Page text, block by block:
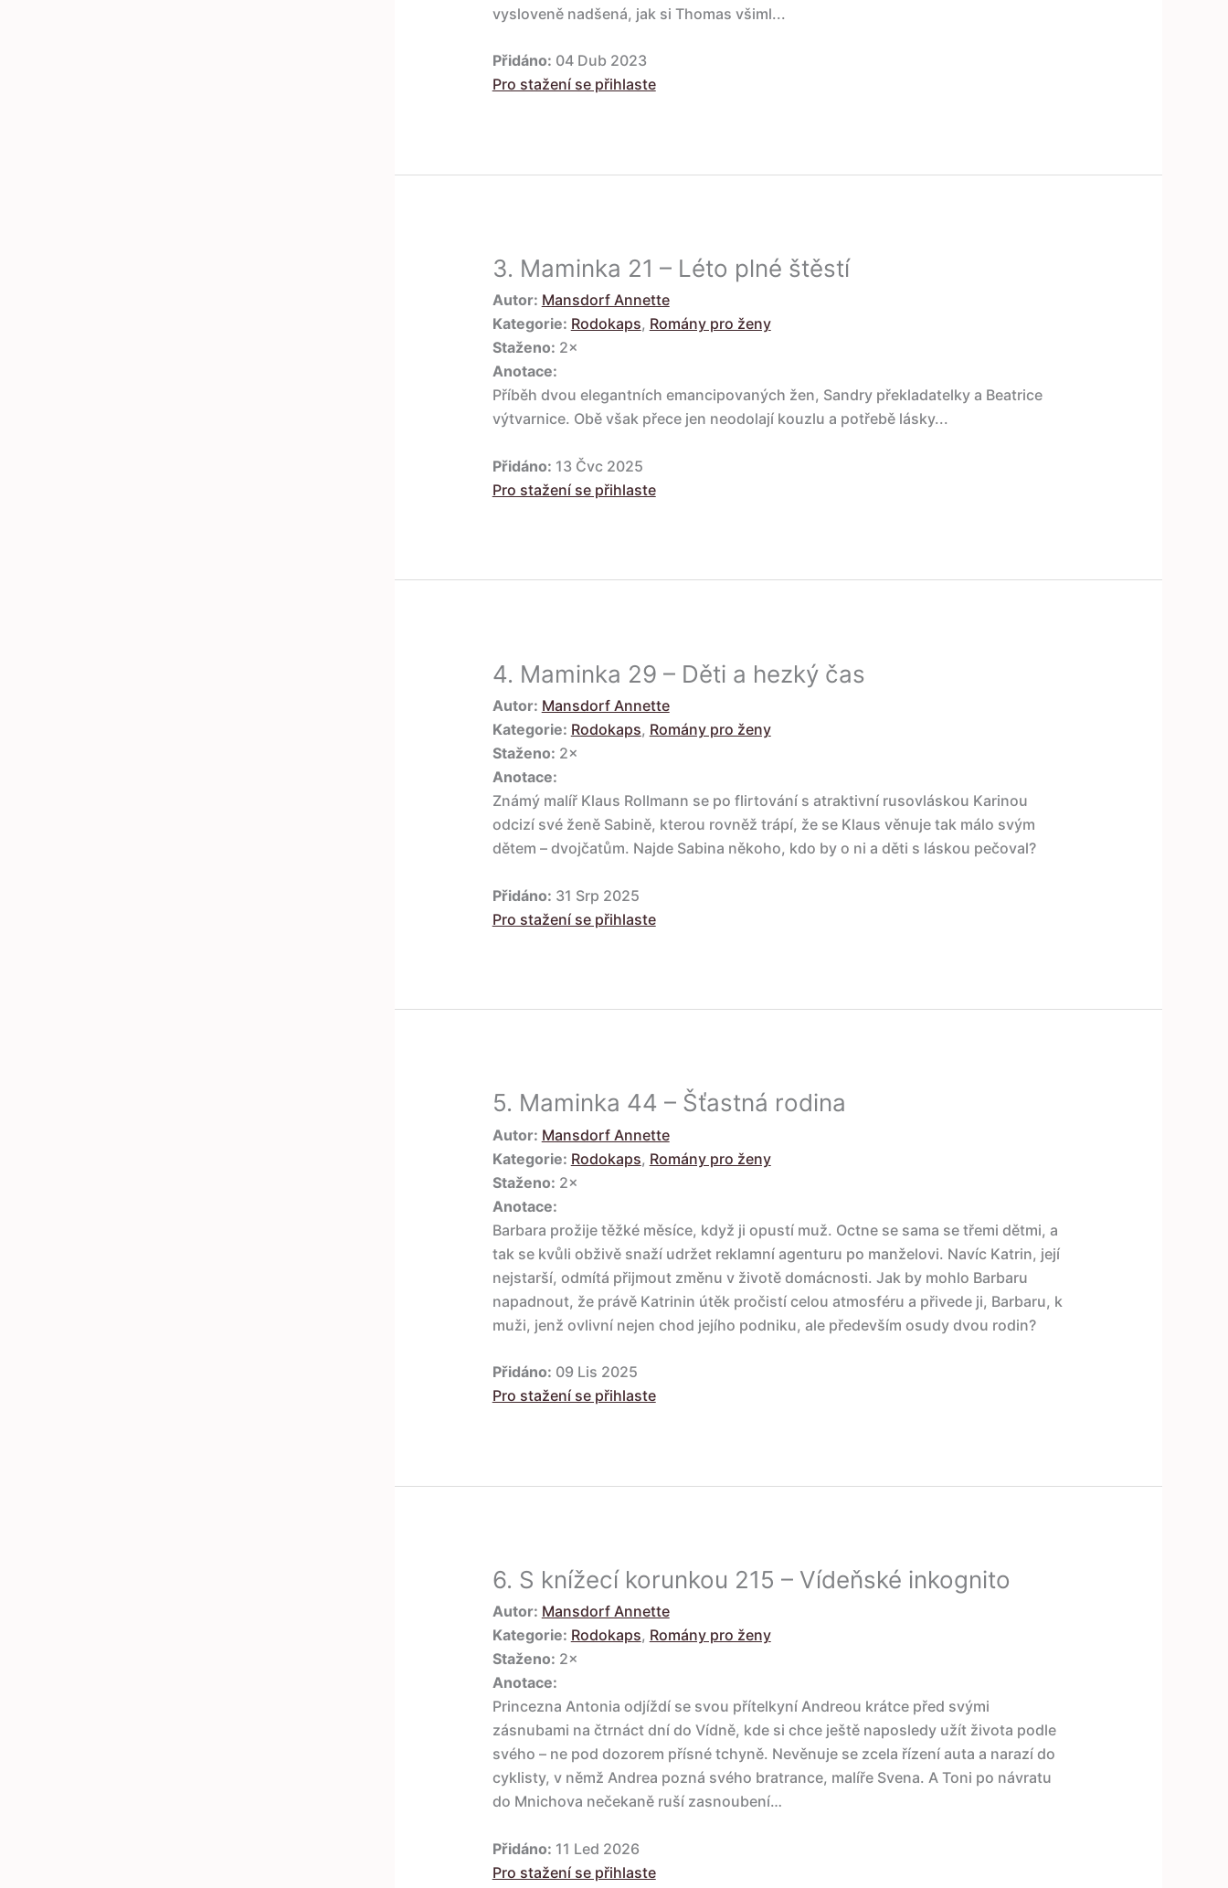
vysloveně nadšená, jak si Thomas všiml...
Přidáno: 04 Dub 2023
Pro stažení se přihlaste
3. Maminka 21 – Léto plné štěstí
Autor: Mansdorf Annette
Kategorie: Rodokaps, Romány pro ženy
Staženo: 2×
Anotace:
Příběh dvou elegantních emancipovaných žen, Sandry překladatelky a Beatrice
výtvarnice. Obě však přece jen neodolají kouzlu a potřebě lásky...
Přidáno: 13 Čvc 2025
Pro stažení se přihlaste
4. Maminka 29 – Děti a hezký čas
Autor: Mansdorf Annette
Kategorie: Rodokaps, Romány pro ženy
Staženo: 2×
Anotace:
Známý malíř Klaus Rollmann se po flirtování s atraktivní rusovláskou Karinou
odcizí své ženě Sabině, kterou rovněž trápí, že se Klaus věnuje tak málo svým
dětem – dvojčatům. Najde Sabina někoho, kdo by o ni a děti s láskou pečoval?
Přidáno: 31 Srp 2025
Pro stažení se přihlaste
5. Maminka 44 – Šťastná rodina
Autor: Mansdorf Annette
Kategorie: Rodokaps, Romány pro ženy
Staženo: 2×
Anotace:
Barbara prožije těžké měsíce, když ji opustí muž. Octne se sama se třemi dětmi, a
tak se kvůli obživě snaží udržet reklamní agenturu po manželovi. Navíc Katrin, její
nejstarší, odmítá přijmout změnu v životě domácnosti. Jak by mohlo Barbaru
napadnout, že právě Katrinin útěk pročistí celou atmosféru a přivede ji, Barbaru, k
muži, jenž ovlivní nejen chod jejího podniku, ale především osudy dvou rodin?
Přidáno: 09 Lis 2025
Pro stažení se přihlaste
6. S knížecí korunkou 215 – Vídeňské inkognito
Autor: Mansdorf Annette
Kategorie: Rodokaps, Romány pro ženy
Staženo: 2×
Anotace:
Princezna Antonia odjíždí se svou přítelkyní Andreou krátce před svými
zásnubami na čtrnáct dní do Vídně, kde si chce ještě naposledy užít života podle
svého – ne pod dozorem přísné tchyně. Nevěnuje se zcela řízení auta a narazí do
cyklisty, v němž Andrea pozná svého bratrance, malíře Svena. A Toni po návratu
do Mnichova nečekaně ruší zasnoubení…
Přidáno: 11 Led 2026
Pro stažení se přihlaste